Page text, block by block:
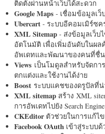
ติดตั้งผ่านหน้าเว็บได้สะดวก
Google Maps - เชื่อมข้อมูลเว็
Ubercart - ระบบอีคอมเมิร์ซค
XML Sitemap - ส่งข้อมูลเว็บไ
อัตโนมัติ เพื่อเพิ่มอันดับในผ
อัพเดทและพัฒนาของคนที่ชื่
Views เป็นโมดูลสำหรับจัดกา
ตกแต่งและใช้งานได้ง่าย
Boost ระบบแคชของดรูปัลที่
XML sitemap สร้าง XML
การอัพเดทไปยัง Search
CKEditorตัวช่วยในการแก้ไ
Facebook OAuth เข้าสู่ระบบด้